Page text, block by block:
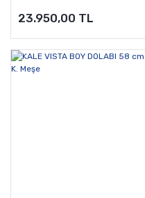
23.950,00 TL